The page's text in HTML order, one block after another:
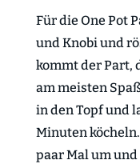
Für die One Pot
und Knobi und
kommt der Part,
am meisten
in den Topf und
Minuten
paar Mal um